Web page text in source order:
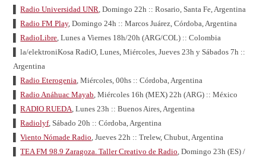
▌Radio Universidad UNR , Domingo 22h :: Rosario, Santa Fe, Argentina
▌Radio FM Play, Domingo 24h :: Marcos Juárez, Córdoba, Argentina
▌RadioLibre , Lunes a Viernes 18h/20h (ARG/COL) :: Colombia
▌ la/elektroniKosa RadiO, Lunes, Miércoles, Jueves 23h y Sábados 7h ::
Argentina
▌Radio Eterogenia , Miércoles, 00hs :: Córdoba, Argentina
▌Radio Anáhuac Mayab , Miércoles 16h (MEX) 22h (ARG) :: México
▌RADIO RUEDA , Lunes 23h :: Buenos Aires, Argentina
▌Radiolyf, Sábado 20h :: Córdoba, Argentina
▌Viento Nómade Radio , Jueves 22h :: Trelew, Chubut, Argentina
▌TEA FM 98.9 Zaragoza. Taller Creativo de Radio , Domingo 23h (ES) /